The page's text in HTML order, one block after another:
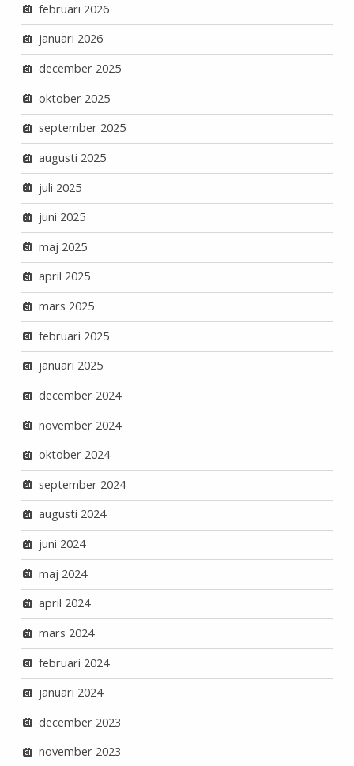
februari 2026
januari 2026
december 2025
oktober 2025
september 2025
augusti 2025
juli 2025
juni 2025
maj 2025
april 2025
mars 2025
februari 2025
januari 2025
december 2024
november 2024
oktober 2024
september 2024
augusti 2024
juni 2024
maj 2024
april 2024
mars 2024
februari 2024
januari 2024
december 2023
november 2023